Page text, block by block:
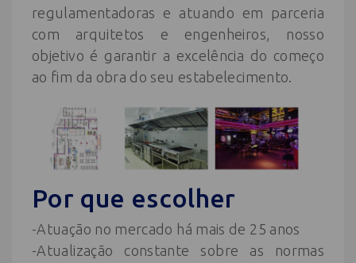
regulamentadoras e atuando em parceria
com arquitetos e engenheiros, nosso
objetivo é garantir a excelência do começo
ao fim da obra do seu estabelecimento.
Por que escolher
-Atuação no mercado há mais de 25 anos
-Atualização constante sobre as normas